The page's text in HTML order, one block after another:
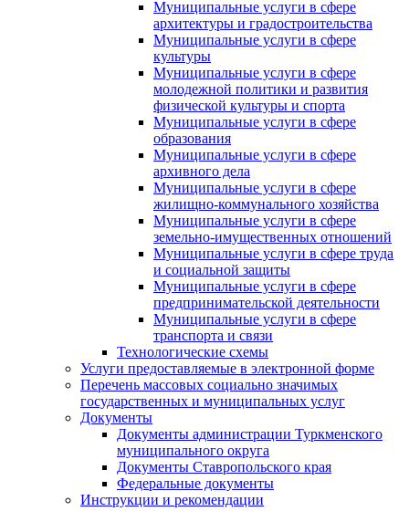
Муниципальные услуги в сфере
архитектуры и градостроительства
Муниципальные услуги в сфере
культуры
Муниципальные услуги в сфере
молодежной политики и развития
физической культуры и спорта
Муниципальные услуги в сфере
образования
Муниципальные услуги в сфере
архивного дела
Муниципальные услуги в сфере
жилищно-коммунального хозяйства
Муниципальные услуги в сфере
земельно-имущественных отношений
Муниципальные услуги в сфере труда
и социальной защиты
Муниципальные услуги в сфере
предпринимательской деятельности
Муниципальные услуги в сфере
транспорта и связи
Технологические схемы
Услуги предоставляемые в электронной форме
Перечень массовых социально значимых
государственных и муниципальных услуг
Документы
Документы администрации Туркменского
муниципального округа
Документы Ставропольского края
Федеральные документы
Инструкции и рекомендации